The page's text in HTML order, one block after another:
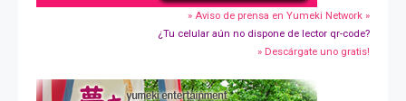
» Aviso de prensa en Yumeki Network »
¿Tu celular aún no dispone de lector qr-code?
» Descárgate uno gratis!